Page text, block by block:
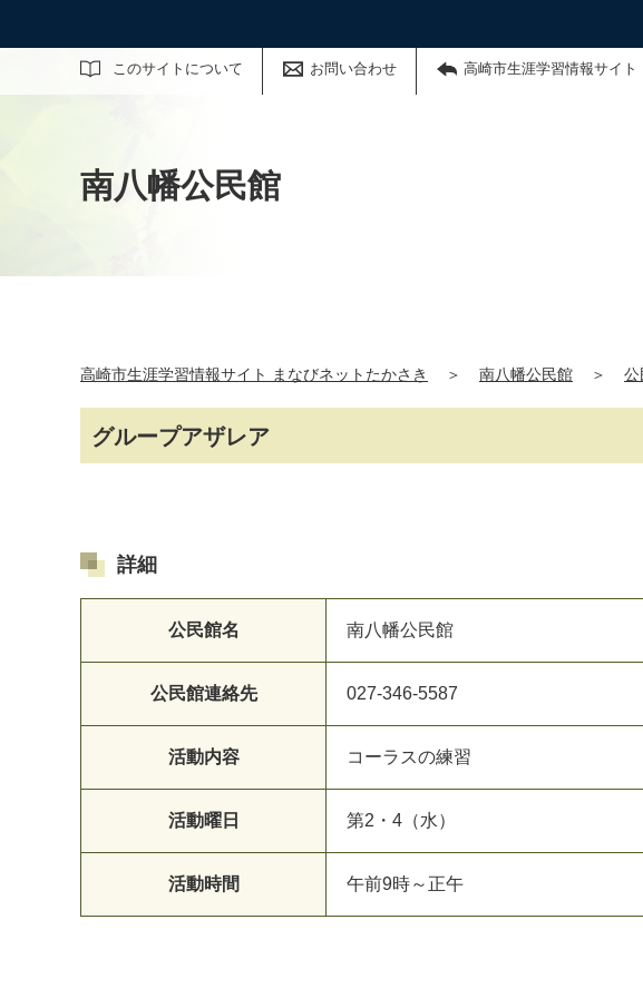
このサイトについて お問い合わせ 高崎市生涯学習情報サイ
サイト内検索
南八幡公民館
高崎市生涯学習情報サイト まなびネットたかさき ＞ 南八幡公民館 ＞ 公
グループアザレア
詳細
公民館名 南八幡公民館
公民館連絡先 027-346-5587
活動内容 コーラスの練習
活動曜日 第2・4（水）
活動時間 午前9時～正午